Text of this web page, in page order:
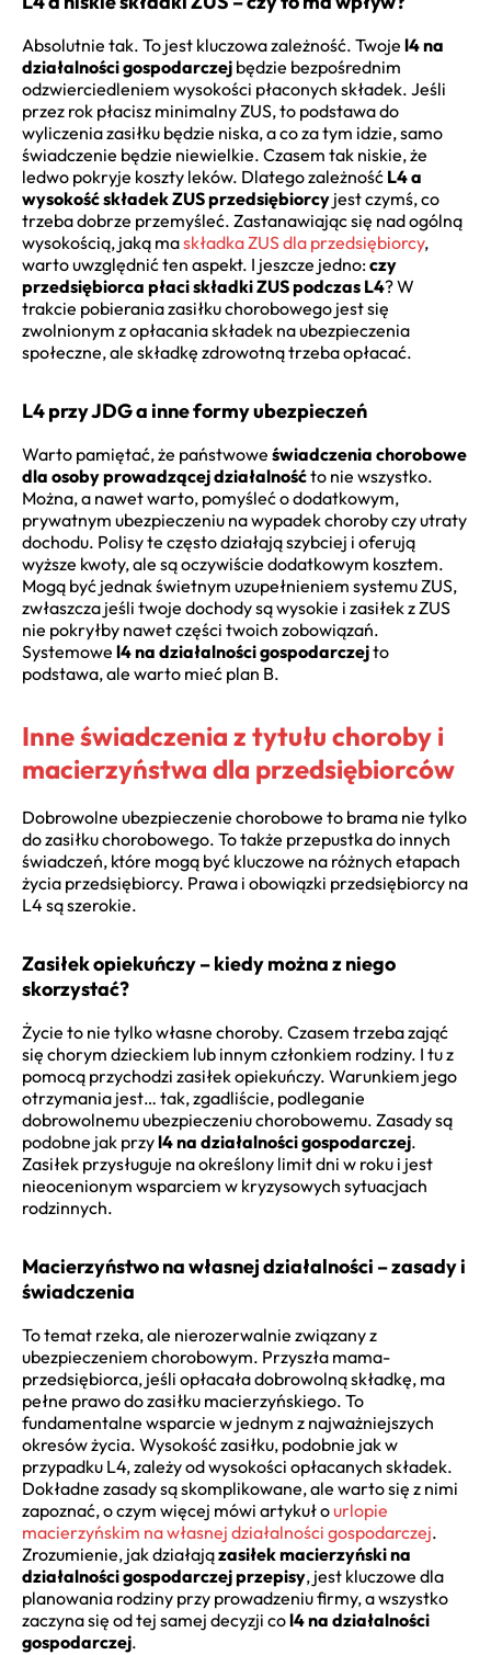
Absolutnie tak. To jest kluczowa zależność. Twoje l4 na
działalności gospodarczej będzie bezpośrednim
odzwierciedleniem wysokości płaconych składek. Jeśli
przez rok płacisz minimalny ZUS, to podstawa do
wyliczenia zasiłku będzie niska, a co za tym idzie, samo
świadczenie będzie niewielkie. Czasem tak niskie, że
ledwo pokryje koszty leków. Dlatego zależność L4 a
wysokość składek ZUS przedsiębiorcy jest czymś, co
trzeba dobrze przemyśleć. Zastanawiając się nad ogólną
wysokością, jaką maskładka ZUS dla przedsiębiorcy,
warto uwzględnić ten aspekt. I jeszcze jedno:czy
przedsiębiorca płaci składki ZUS podczas L4? W
trakcie pobierania zasiłku chorobowego jest się
zwolnionym z opłacania składek na ubezpieczenia
społeczne, ale składkę zdrowotną trzeba opłacać.
L4 przy JDG a inne formy ubezpieczeń
Warto pamiętać, że państwowe świadczenia chorobowe
dla osoby prowadzącej działalnośćto nie wszystko.
Można, a nawet warto, pomyśleć o dodatkowym,
prywatnym ubezpieczeniu na wypadek choroby czy utraty
dochodu. Polisy te często działają szybciej i oferują
wyższe kwoty, ale są oczywiście dodatkowym kosztem.
Mogą być jednak świetnym uzupełnieniem systemu ZUS,
zwłaszcza jeśli twoje dochody są wysokie i zasiłek z ZUS
nie pokryłby nawet części twoich zobowiązań.
Systemowe l4 na działalności gospodarczejto
podstawa, ale warto mieć plan B.
Inne świadczenia z tytułu choroby i
macierzyństwa dla przedsiębiorców
Dobrowolne ubezpieczenie chorobowe to brama nie tylko
do zasiłku chorobowego. To także przepustka do innych
świadczeń, które mogą być kluczowe na różnych etapach
życia przedsiębiorcy. Prawa i obowiązki przedsiębiorcy na
L4 są szerokie.
Zasiłek opiekuńczy – kiedy można z niego
skorzystać?
Życie to nie tylko własne choroby. Czasem trzeba zająć
się chorym dzieckiem lub innym członkiem rodziny. I tu z
pomocą przychodzi zasiłek opiekuńczy. Warunkiem jego
otrzymania jest… tak, zgadliście, podleganie
dobrowolnemu ubezpieczeniu chorobowemu. Zasady są
podobne jak przyl4 na działalności gospodarczej.
Zasiłek przysługuje na określony limit dni w roku i jest
nieocenionym wsparciem w kryzysowych sytuacjach
rodzinnych.
Macierzyństwo na własnej działalności – zasady i
świadczenia
To temat rzeka, ale nierozerwalnie związany z
ubezpieczeniem chorobowym. Przyszła mama-
przedsiębiorca, jeśli opłacała dobrowolną składkę, ma
pełne prawo do zasiłku macierzyńskiego. To
fundamentalne wsparcie w jednym z najważniejszych
okresów życia. Wysokość zasiłku, podobnie jak w
przypadku L4, zależy od wysokości opłacanych składek.
Dokładne zasady są skomplikowane, ale warto się z nimi
zapoznać, o czym więcej mówi artykuł ourlopie
macierzyńskim na własnej działalności gospodarczej.
Zrozumienie, jak działajązasiłek macierzyński na
działalności gospodarczej przepisy, jest kluczowe dla
planowania rodziny przy prowadzeniu firmy, a wszystko
zaczyna się od tej samej decyzji col4 na działalności
gospodarczej.